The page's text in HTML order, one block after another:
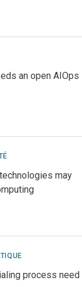
an open AIOps
may
process need